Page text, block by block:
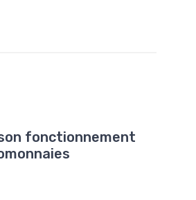
fonctionnement